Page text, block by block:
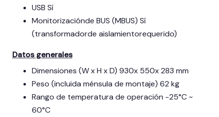
USB Sí
Monitorizaciónde BUS (MBUS) Sí
(transformadorde aislamientorequerido)
Datos generales
Dimensiones (W x H x D) 930x 550x 283 mm
Peso (incluida ménsula de montaje) 62 kg
Rango de temperatura de operación -25°C ~
60°C